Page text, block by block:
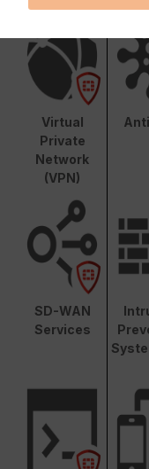
Virtual
Private
Network
(VPN)
SD-WAN
Services